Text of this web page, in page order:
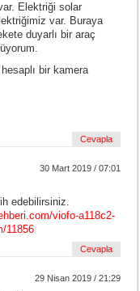
Elektriği solar
var. Buraya
duyarlı bir araç
bir kamera
Cevapla
30 Mart 2019 / 07:01
edebilirsiniz.
viofo-a118c2-
11856
Cevapla
29 Nisan 2019 / 21:29